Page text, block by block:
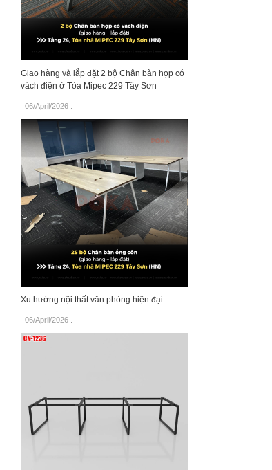
Giao hàng và lắp đặt 2 bộ Chân bàn họp có
vách điện ở Tòa Mipec 229 Tây Sơn
06/April/2026.
Xu hướng nội thất văn phòng hiện đại
06/April/2026.